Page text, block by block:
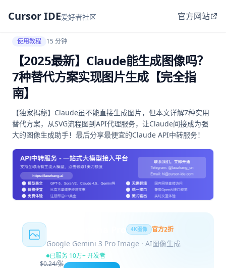
Cursor IDE爱好者社区 官方网站
使用教程 15 分钟
【2025最新】Claude能生成图像吗？
7种替代方案实现图片生成【完全指
南】
【独家揭秘】Claude虽不能直接生成图片，但本文详解7种实用
替代方案，从SVG流程图到API代理服务，让Claude间接成为强
大的图像生成助手！最后分享最便宜的Claude API中转服务！
4K图像 官方2折
Google Gemini 3 Pro Image · AI图像生成
已服务 10万+ 开发者
$0.24/张